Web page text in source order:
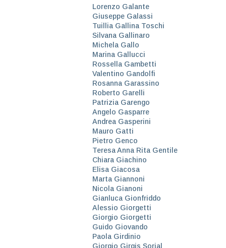
Lorenzo Galante
Giuseppe Galassi
Tuillia Gallina Toschi
Silvana Gallinaro
Michela Gallo
Marina Gallucci
Rossella Gambetti
Valentino Gandolfi
Rosanna Garassino
Roberto Garelli
Patrizia Garengo
Angelo Gasparre
Andrea Gasperini
Mauro Gatti
Pietro Genco
Teresa Anna Rita Gentile
Chiara Giachino
Elisa Giacosa
Marta Giannoni
Nicola Gianoni
Gianluca Gionfriddo
Alessio Giorgetti
Giorgio Giorgetti
Guido Giovando
Paola Girdinio
Giorgio Girgis Sorial